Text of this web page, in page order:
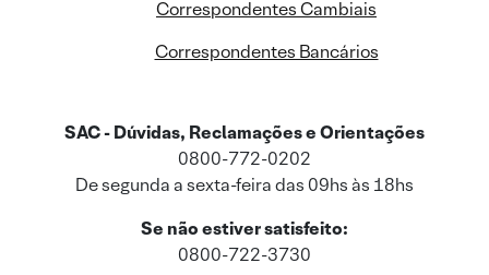
Correspondentes Cambiais
Correspondentes Bancários
SAC - Dúvidas, Reclamações e Orientações
0800-772-0202
De segunda a sexta-feira das 09hs às 18hs
Se não estiver satisfeito:
0800-722-3730